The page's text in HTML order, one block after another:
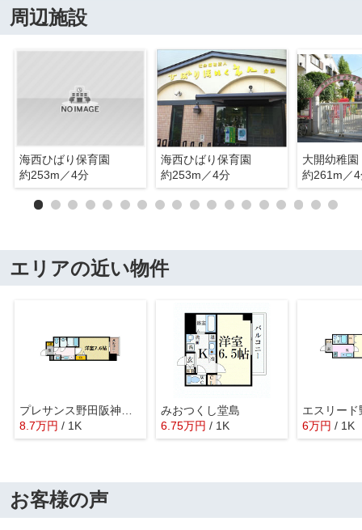
周辺施設
海西ひばり保育園
約253m／4分
海西ひばり保育園
約253m／4分
大開幼稚園
約261m／
エリアの近い物件
8.7万円 / 1K
みおつくし堂島
6.75万円 / 1K
エスリード
6万円 / 1K
お客様の声